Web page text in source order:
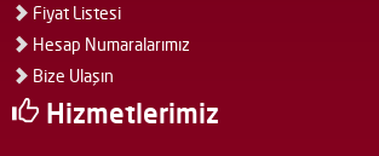
Fiyat Listesi
Hesap Numaralarımız
Bize Ulaşın
Hizmetlerimiz